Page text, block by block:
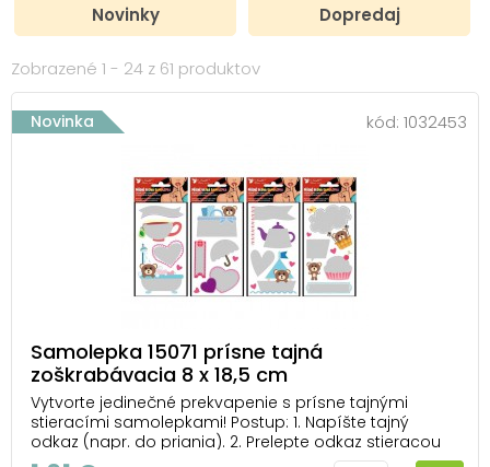
Novinky Dopredaj
Zobrazené 1 - 24 z 61 produktov
Novinka kód: 1032453
Samolepka 15071 prísne tajná
zoškrabávacia 8 x 18,5 cm
Vytvorte jedinečné prekvapenie s prísne tajnými
stieracími samolepkami! Postup: 1. Napíšte tajný
odkaz (napr. do priania). 2. Prelepte odkaz stieracou
samolepkou. 3. Odovzdajte odkaz osobe, pre ktorú je